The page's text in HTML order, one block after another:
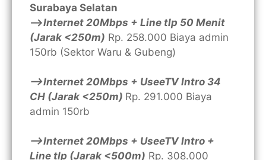
Surabaya Selatan
—>Internet 20Mbps + Line tlp 50 Menit
(Jarak <250m) Rp. 258.000 Biaya admin
150rb (Sektor Waru & Gubeng)
—>Internet 20Mbps + UseeTV Intro 34
CH (Jarak <250m) Rp. 291.000 Biaya
admin 150rb
—>Internet 20Mbps + UseeTV Intro +
Line tlp (Jarak <500m) Rp. 308.000